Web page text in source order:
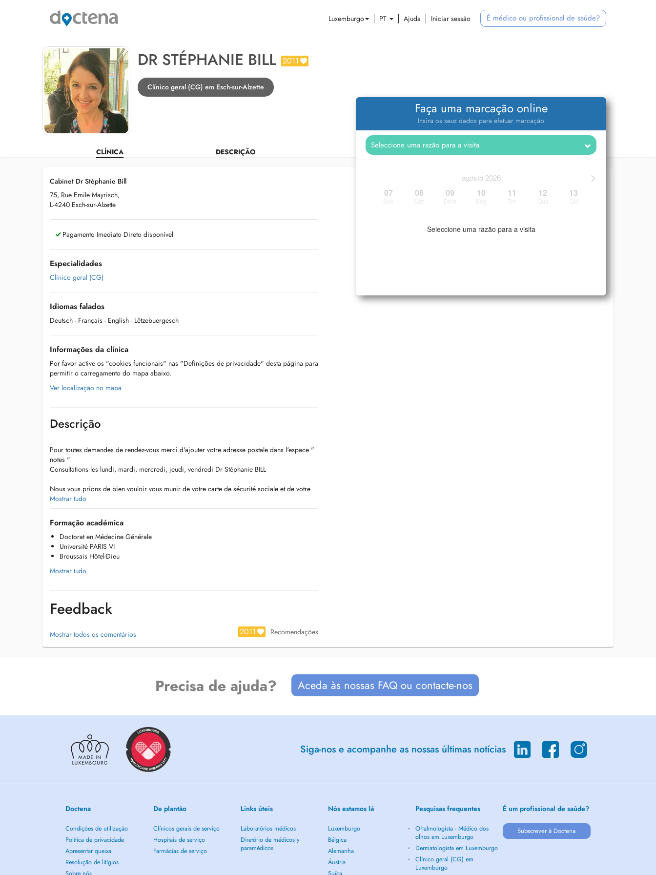
Luxemburgo PT Ajuda Iniciar sessão É médico ou profissional de saúde?
DR STÉPHANIE BILL 2011
Clínico geral (CG) em Esch-sur-Alzette
CLÍNICA DESCRIÇÃO
Faça uma marcação online
Insira os seus dados para efetuar marcação
>
agosto 2026
07 08 09 10 11 12 13
Seleccione uma razão para a visita
Cabinet Dr Stéphanie Bill
75, Rue Emile Mayrisch,
L-4240 Esch-sur-Alzette
Pagamento Imediato Direto disponível
Especialidades
Clínico geral (CG)
Idiomas falados
Deutsch - Français - English - Lëtzebuergesch
Informações da clínica
Por favor active os "cookies funcionais" nas "Definições de privacidade" desta página para
permitir o carregamento do mapa abaixo.
Ver localização no mapa
Descrição
Pour toutes demandes de rendez-vous merci d'ajouter votre adresse postale dans l'espace "
notes "
Consultations les lundi, mardi, mercredi, jeudi, vendredi Dr Stéphanie BILL
Nous vous prions de bien vouloir vous munir de votre carte de sécurité sociale et de votre
carte de vaccination lors de la présentation au cabinet
En cas d'empêchement ou d'annulation de rendez-vous, nous vous prions de bien vouloir
nous décommander votre réservation 24h avant la visite
Nous sommes situées juste à côté du CHEM avec des places de parkings à votre disposition
En vous remerciant de votre visite
Mostrar tudo
Formação académica
Doctorat en Médecine Générale
Université PARIS VI
Broussais Hôtel-Dieu
Mostrar tudo
Feedback
Mostrar todos os comentários 2011 Recomendações
Precisa de ajuda? Aceda às nossas FAQ ou contacte-nos
Siga-nos e acompanhe as nossas últimas notícias
Doctena
Condições de utilização
Política de privacidade
Apresentar queixa
Resolução de litígios
De plantão
Clínicos gerais de serviço
Hospitais de serviço
Farmácias de serviço
Links úteis
Laboratórios médicos
Diretório de médicos y
paramédicos
Nós estamos lá
Luxemburgo
Bélgica
Alemanha
Áustria
Pesquisas frequentes
Oftalmologista - Médico dos
olhos em Luxemburgo
Dermatologista em Luxemburgo
Clínico geral (CG) em
Luxemburgo
É um profissional de saúde?
Subscrever à Doctena